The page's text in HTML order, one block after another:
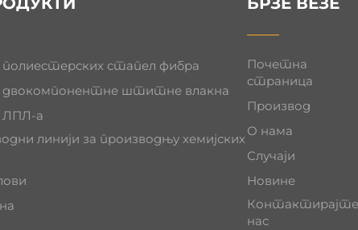
стапел фибра
двокомпонентне штитне влакна
ЛПЛ-а
линији за производњу хемијских
Почетна
страница
Производ
О нама
Случаји
Новине
Контактирајте
нас